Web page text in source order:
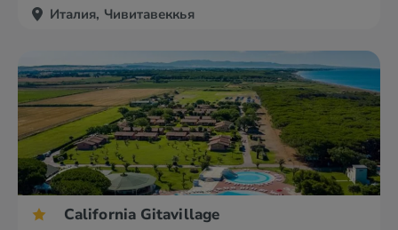
Италия, Чивитавеккья
California Gitavillage